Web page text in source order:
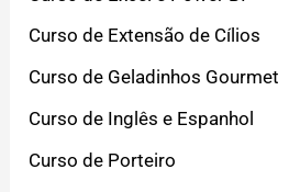
Curso de Extensão de Cílios
Curso de Geladinhos Gourmet
Curso de Inglês e Espanhol
Curso de Porteiro